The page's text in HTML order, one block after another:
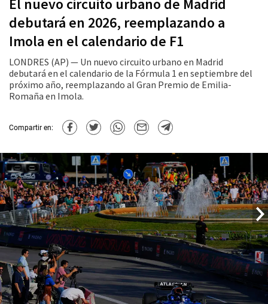
El nuevo circuito urbano de Madrid
debutará en 2026, reemplazando a
Imola en el calendario de F1
LONDRES (AP) — Un nuevo circuito urbano en Madrid
debutará en el calendario de la Fórmula 1 en septiembre del
próximo año, reemplazando al Gran Premio de Emilia-
Romaña en Imola.
Compartir en: